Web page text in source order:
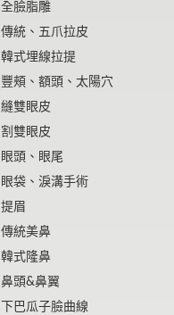
全臉脂雕
傳統、五爪拉皮
韓式埋線拉提
豐頰、額頭、太陽穴
縫雙眼皮
割雙眼皮
眼頭、眼尾
眼袋、淚溝手術
提眉
傳統美鼻
韓式隆鼻
鼻頭&鼻翼
下巴瓜子臉曲線